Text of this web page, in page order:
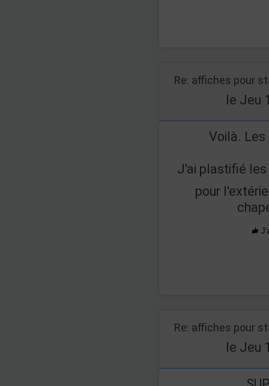
Re: affiches pour
le Jeu
Voilà.
J'ai plastifié les
pour
Re: affiches pour
le Jeu